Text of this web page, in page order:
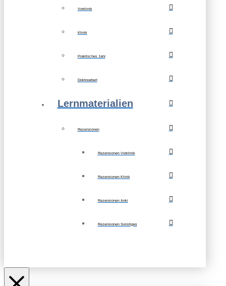
Vorklinik
Klinik
Praktisches Jahr
Doktorarbeit
Lernmaterialien
Rezensionen
Rezensionen Vorklinik
Rezensionen Klinik
Rezensionen Anki
Rezensionen Sonstiges